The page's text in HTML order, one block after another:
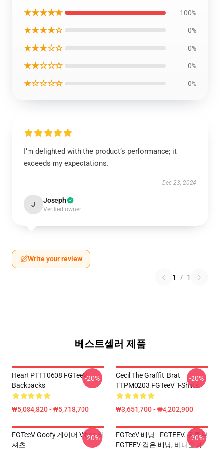
★★★★★ 100%
★★★★☆ 0%
★★★☆☆ 0%
★★☆☆☆ 0%
★☆☆☆☆ 0%
I’m delighted with the product’s performance; it
exceeds my expectations.
Dec 23, 2024
J Joseph
Verified owner
Write your review
1 / 1
베스트셀러 제품
Heart PTTT0608 FGTeeV
Backpacks
₩5,084,820 - ₩5,718,700
-20%
Cecil The Graffiti Brat
TTPM0203 FGTeeV T-Shirts
₩3,651,700 - ₩4,202,900
-20%
FGTeeV Goofy 게이머 Vibes 티
셔츠
-20%
FGTeeV 배낭 - FGTEEV. 유튜브
FGTEEV 검은 배낭, 비디오 게
-20%